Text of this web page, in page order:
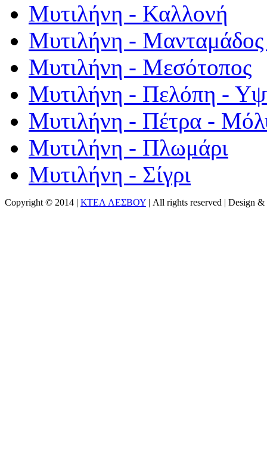
Μυτιλήνη - Καλλονή
Μυτιλήνη - Μανταμάδος
Μυτιλήνη - Μεσότοπος
Μυτιλήνη - Πελόπη -
Μυτιλήνη - Πέτρα -
Μυτιλήνη - Πλωμάρι
Μυτιλήνη - Σίγρι
Copyright © 2014 | ΚΤΕΛ ΛΕΣΒΟΥ | All rights reserved | Design &